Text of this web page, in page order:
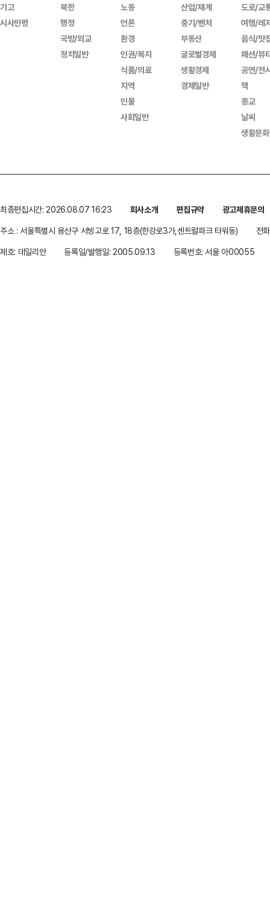
기고
시사만평
북한
행정
국방/외교
정치일반
노동
언론
환경
인권/복지
식품/의료
지역
인물
사회일반
산업/재계
중기/벤처
부동산
글로벌경제
생활경제
경제일반
도로/교
여행/레
음식/맛
패션/뷰
공연/전
책
종교
날씨
생활문
최종편집시간: 2026.08.07 16:23 회사소개 편집규약
광고제휴문의
주소 : 서울특별시 용산구 서빙고로 17, 18층(한강로3가,센트럴파크 타워동)
전
제호: 데일리안
등록일/발행일: 2005.09.13 등록번호: 서울 아00055